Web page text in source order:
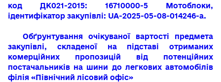
код ДК021-2015: 16710000-5 Мотоблоки,
ідентифікатор закупівлі: UA-2025-05-08-014246-a.
Обґрунтування очікуваної вартості предмета
закупівлі, складеної на підставі отриманих
комерційних пропозицій від потенційних
постачальників на шини до легкових автомобілів
філія «Північний лісовий офіс»